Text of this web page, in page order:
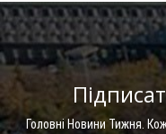
Головні Новини Тижня.